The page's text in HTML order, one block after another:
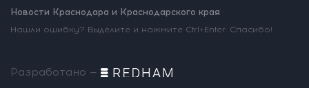
Новости Краснодара и Краснодарского края
Нашли ошибку? Выделите и нажмите Ctrl+Enter. Спасибо!
Разработано —